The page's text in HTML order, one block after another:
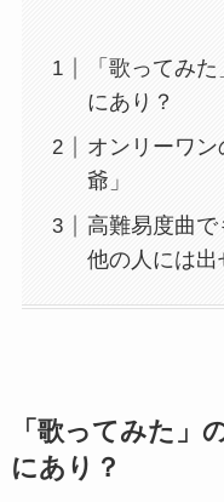
「歌ってみ
にあり？
オンリーワ
爺」
高難易度曲で
他の人には
「歌ってみた」
にあり？